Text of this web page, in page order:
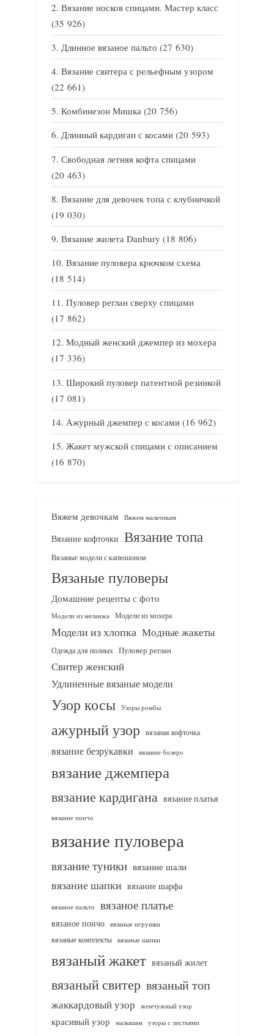
Вязание носков спицами. Мастер класс
(35 926)
Длинное вязаное пальто (27 630)
Вязание свитера с рельефным узором
(22 661)
Комбинезон Мишка (20 756)
Длинный кардиган с косами (20 593)
Свободная летняя кофта спицами
(20 463)
Вязание для девочек топа с клубничкой
(19 030)
Вязание жилета Danbury (18 806)
Вязание пуловера крючком схема
(18 514)
Пуловер реглан сверху спицами
(17 862)
Модный женский джемпер из мохера
(17 336)
Широкий пуловер патентной резинкой
(17 081)
Ажурный джемпер с косами (16 962)
Жакет мужской спицами с описанием
(16 870)
Вяжем девочкам Вяжем мальчикам
Вязание кофточки Вязание топа
Вязаные модели с капюшоном
Вязаные пуловеры
Домашние рецепты с фото
Модели из меланжа Модели из мохера
Модели из хлопка Модные жакеты
Одежда для полных Пуловер реглан
Свитер женский
Удлиненные вязаные модели
Узор косы Узоры ромбы
ажурный узор вязаная кофточка
вязание безрукавки вязание болеро
вязание джемпера
вязание кардигана вязание платья
вязание пончо
вязание пуловера
вязание туники вязание шали
вязание шапки вязание шарфа
вязаное пальто вязаное платье
вязаное пончо вязаные игрушки
вязаные комплекты
вязаные шапки
вязаный жакет вязаный жилет
вязаный свитер вязаный топ
жаккардовый узор жемчужный узор
красивый узор малышам узоры с листьями